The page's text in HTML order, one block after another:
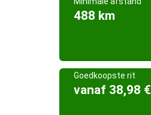
488 km
Goedkoopste rit
vanaf 38,98 €